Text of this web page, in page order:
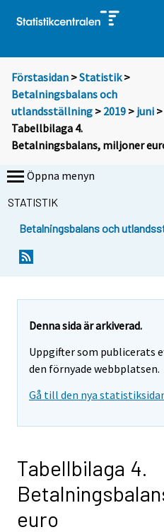
Förstasidan >Statistik >
Betalningsbalans och
utlandsställning > 2019 > juni >
Tabellbilaga 4.
Betalningsbalans, miljoner
Öppna menyn
STATISTIK
Betalningsbalans och
Denna sida är arkiverad.
Uppgifter som publicerats
den förnyade webbplatsen.
Gå till den nya
Tabellbilaga 4.
euro